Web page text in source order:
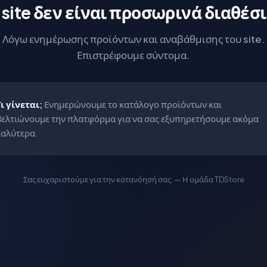
δεν είναι προσωρινά
Λόγω ενημέρωσης προϊόντων και αναβάθμισης του site.
Επιστρέφουμε σύντομα.
γίνεται; Ενημερώνουμε το κατάλογο προϊόντων και
την πλατφόρμα για να σας εξυπηρετήσουμε ακόμα
Σας ευχαριστούμε για την κατανόησή σας. — Η ομάδα TDStore